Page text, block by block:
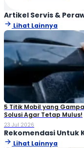
Artikel Servis &
Lihat Lainnya
5 Titik Mobil yang
Solusi Agar Tetap Mulus!
23 Jul 2026
Rekomendasi Untuk
Lihat Lainnya